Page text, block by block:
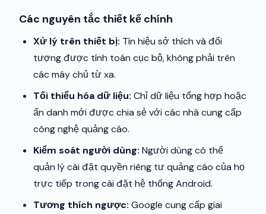
Các nguyên tắc thiết kế chính
Xử lý trên thiết bị: Tín hiệu sở thích và đối
tượng được tính toán cục bộ, không phải trên
các máy chủ từ xa.
Tối thiểu hóa dữ liệu: Chỉ dữ liệu tổng hợp hoặc
ẩn danh mới được chia sẻ với các nhà cung cấp
công nghệ quảng cáo.
Kiểm soát người dùng: Người dùng có thể
quản lý cài đặt quyền riêng tư quảng cáo của họ
trực tiếp trong cài đặt hệ thống Android.
Tương thích ngược: Google cung cấp giai